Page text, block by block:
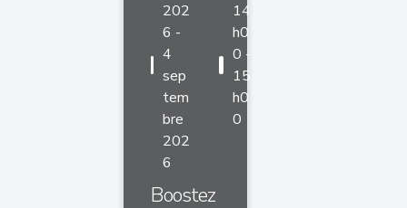
202
6 -
4
sep
tem
bre
202
6
14
h0
0 -
15
h0
0
Boostez